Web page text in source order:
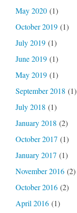
May 2020(1)
October 2019(1)
July 2019(1)
June 2019(1)
May 2019(1)
September 2018 (1)
July 2018 (1)
January 2018 (2)
October 2017 (1)
January 2017 (1)
November 2016(2)
October 2016(2)
April 2016(1)